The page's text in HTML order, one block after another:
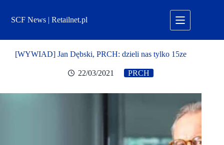
treściSCF News | Retailnet.pl
[WYWIAD] Jan Dębski, PRCH: dzieli nas tylko 15ze
22/03/2021 PRCH